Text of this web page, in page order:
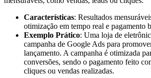
Características: Resultados
otimização em tempo real e pagamento
Exemplo Prático: Uma loja de
campanha de Google Ads para
lançamento. A campanha é otimizada
conversões, sendo o pagamento feito
cliques ou vendas realizadas.